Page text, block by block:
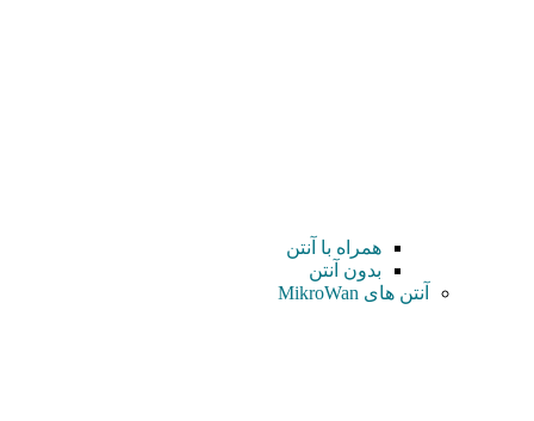
همراه با آنتن
بدون آنتن
آنتن های MikroWan